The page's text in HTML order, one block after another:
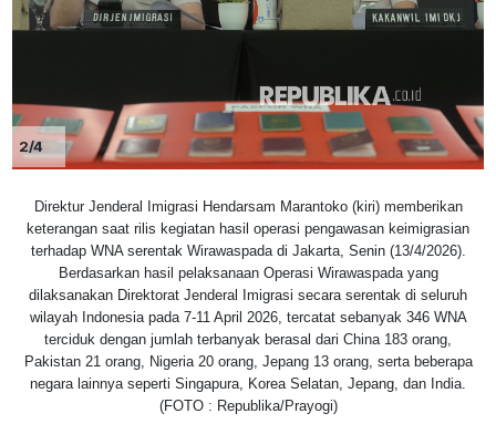
2/4
Direktur Jenderal Imigrasi Hendarsam Marantoko (kiri) memberikan
keterangan saat rilis kegiatan hasil operasi pengawasan keimigrasian
terhadap WNA serentak Wirawaspada di Jakarta, Senin (13/4/2026).
Berdasarkan hasil pelaksanaan Operasi Wirawaspada yang
dilaksanakan Direktorat Jenderal Imigrasi secara serentak di seluruh
wilayah Indonesia pada 7-11 April 2026, tercatat sebanyak 346 WNA
terciduk dengan jumlah terbanyak berasal dari China 183 orang,
Pakistan 21 orang, Nigeria 20 orang, Jepang 13 orang, serta beberapa
negara lainnya seperti Singapura, Korea Selatan, Jepang, dan India.
(FOTO : Republika/Prayogi)